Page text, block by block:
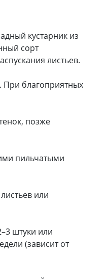
кустарник из
сорт
листьев.
При благоприятных
позже
пильчатыми
или
штуки или
(зависит от